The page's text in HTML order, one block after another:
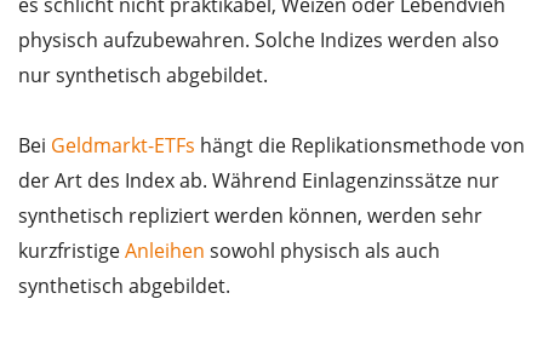
physisch aufzubewahren. Solche Indizes werden also
nur synthetisch abgebildet.
Bei Geldmarkt-ETFs hängt die Replikationsmethode von
der Art des Index ab. Während Einlagenzinssätze nur
synthetisch repliziert werden können, werden sehr
kurzfristigeAnleihen sowohl physisch als auch
synthetisch abgebildet.